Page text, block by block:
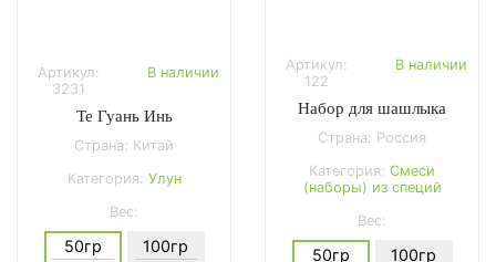
Артикул:
3231
В наличии
Те Гуань Инь
Страна: Китай
Категория: Улун
Вес:
50гр
100гр
Артикул:
122
В наличии
Набор для шашлыка
Страна: Россия
Категория: Смеси
(наборы) из специй
Вес:
50гр
100гр